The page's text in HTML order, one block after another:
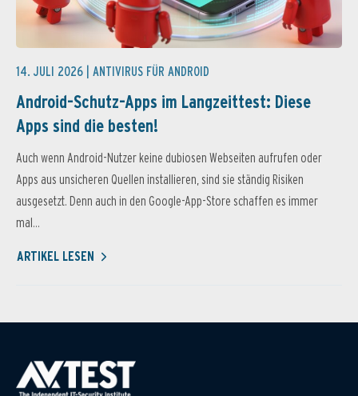
14. JULI 2026 | ANTIVIRUS FÜR ANDROID
Android-Schutz-Apps im Langzeittest: Diese
Apps sind die besten!
Auch wenn Android-Nutzer keine dubiosen Webseiten aufrufen oder
Apps aus unsicheren Quellen installieren, sind sie ständig Risiken
ausgesetzt. Denn auch in den Google-App-Store schaffen es immer
mal...
ARTIKEL LESEN